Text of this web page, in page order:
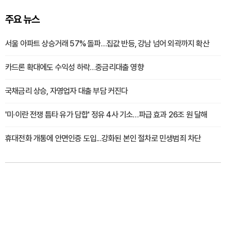
주요 뉴스
서울 아파트 상승거래 57% 돌파…집값 반등, 강남 넘어 외곽까지 확산
카드론 확대에도 수익성 하락…중금리대출 영향
국채금리 상승, 자영업자 대출 부담 커진다
'미·이란 전쟁 틈타 유가 담합' 정유 4사 기소…파급 효과 26조 원 달해
휴대전화 개통에 안면인증 도입...강화된 본인 절차로 민생범죄 차단